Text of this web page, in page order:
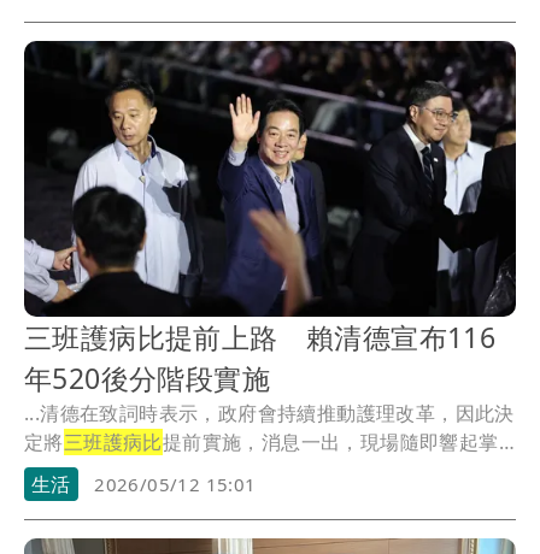
三班護病比提前上路 賴清德宣布116
年520後分階段實施
...清德在致詞時表示，政府會持續推動護理改革，因此決
定將三班護病比提前實施，消息一出，現場隨即響起掌
聲。
生活 2026/05/12 15:01